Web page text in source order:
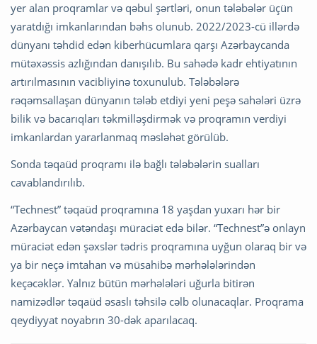
yer alan proqramlar və qəbul şərtləri, onun tələbələr üçün
yaratdığı imkanlarından bəhs olunub. 2022/2023-cü illərdə
dünyanı təhdid edən kiberhücumlara qarşı Azərbaycanda
mütəxəssis azlığından danışılıb. Bu sahədə kadr ehtiyatının
artırılmasının vacibliyinə toxunulub. Tələbələrə
rəqəmsallaşan dünyanın tələb etdiyi yeni peşə sahələri üzrə
bilik və bacarıqları təkmilləşdirmək və proqramın verdiyi
imkanlardan yararlanmaq məsləhət görülüb.
Sonda təqaüd proqramı ilə bağlı tələbələrin sualları
cavablandırılıb.
“Technest” təqaüd proqramına 18 yaşdan yuxarı hər bir
Azərbaycan vətəndaşı müraciət edə bilər. “Technest”ə onlayn
müraciət edən şəxslər tədris proqramına uyğun olaraq bir və
ya bir neçə imtahan və müsahibə mərhələlərindən
keçəcəklər. Yalnız bütün mərhələləri uğurla bitirən
namizədlər təqaüd əsaslı təhsilə cəlb olunacaqlar. Proqrama
qeydiyyat noyabrın 30-dək aparılacaq.